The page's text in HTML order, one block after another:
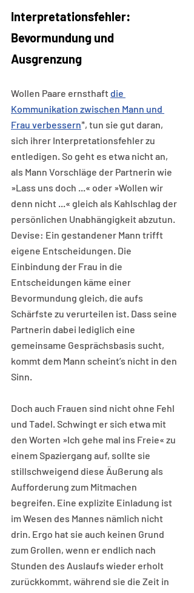
Interpretationsfehler:
Bevormundung und
Ausgrenzung
Wollen Paare ernsthaft die
Kommunikation zwischen Mann und
Frau verbessern*, tun sie gut daran,
sich ihrer Interpretationsfehler zu
entledigen. So geht es etwa nicht an,
als Mann Vorschläge der Partnerin wie
»Lass uns doch ...« oder »Wollen wir
denn nicht ...« gleich als Kahlschlag der
persönlichen Unabhängigkeit abzutun.
Devise: Ein gestandener Mann trifft
eigene Entscheidungen. Die
Einbindung der Frau in die
Entscheidungen käme einer
Bevormundung gleich, die aufs
Schärfste zu verurteilen ist. Dass seine
Partnerin dabei lediglich eine
gemeinsame Gesprächsbasis sucht,
kommt dem Mann scheint’s nicht in den
Sinn.
Doch auch Frauen sind nicht ohne Fehl
und Tadel. Schwingt er sich etwa mit
den Worten »Ich gehe mal ins Freie« zu
einem Spaziergang auf, sollte sie
stillschweigend diese Äußerung als
Aufforderung zum Mitmachen
begreifen. Eine explizite Einladung ist
im Wesen des Mannes nämlich nicht
drin. Ergo hat sie auch keinen Grund
zum Grollen, wenn er endlich nach
Stunden des Auslaufs wieder erholt
zurückkommt, während sie die Zeit in